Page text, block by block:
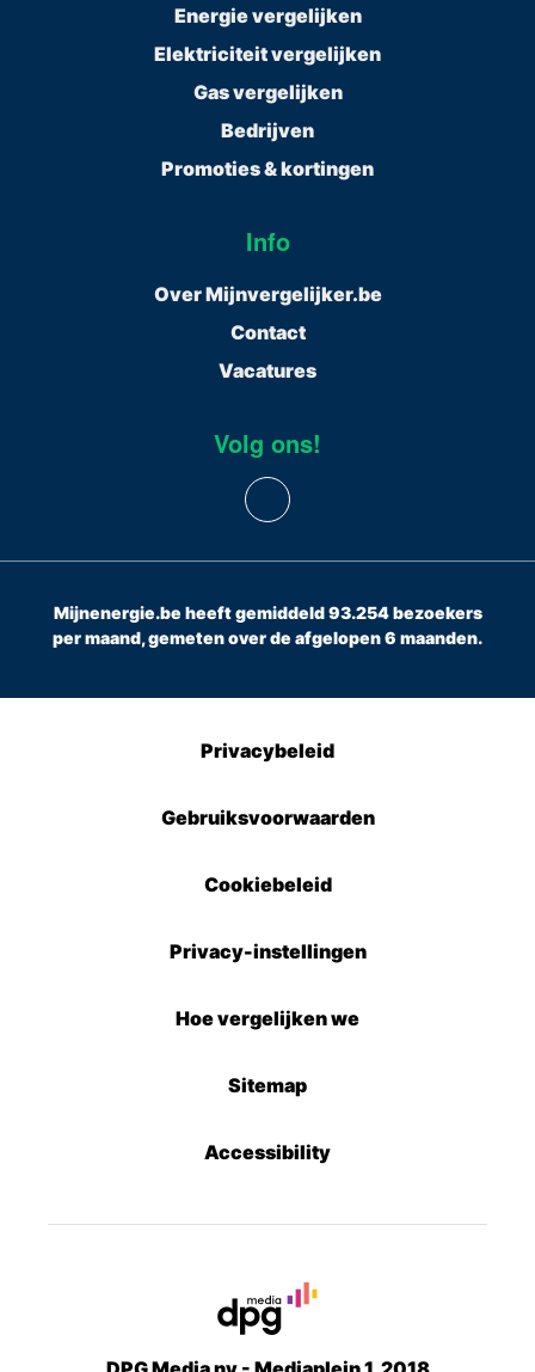
Energie vergelijken
Elektriciteit vergelijken
Gas vergelijken
Bedrijven
Promoties & kortingen
Info
Over Mijnvergelijker.be
Contact
Vacatures
Volg ons!
Mijnenergie.be heeft gemiddeld 93.254 bezoekers
per maand, gemeten over de afgelopen 6 maanden.
Privacybeleid
Gebruiksvoorwaarden
Cookiebeleid
Privacy-instellingen
Hoe vergelijken we
Sitemap
Accessibility